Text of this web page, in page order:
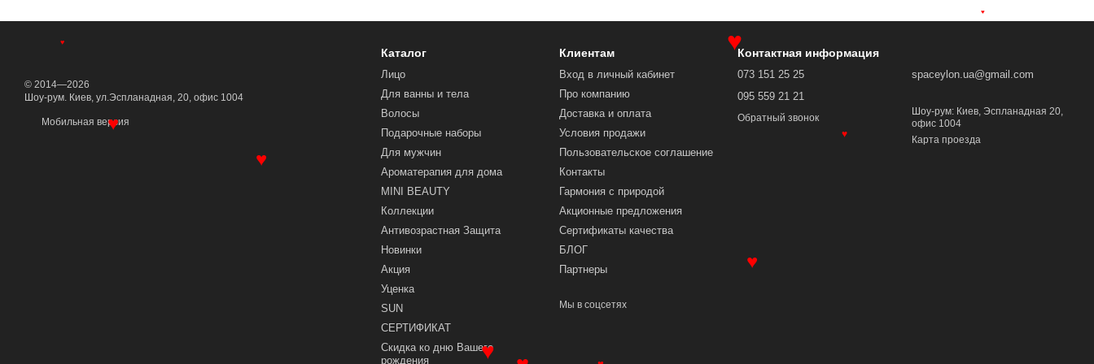
© 2014—2026
Шоу-рум. Киев, ул.Эспланадная, 20, офис 1004
Мобильная версия
Каталог
Лицо
Для ванны и тела
Волосы
Подарочные наборы
Для мужчин
Ароматерапия для дома
MINI BEAUTY
Коллекции
Антивозрастная Защита
Новинки
Акция
Уценка
SUN
СЕРТИФИКАТ
Скидка ко дню Вашего
рождения
Клиентам
Вход в личный кабинет
Про компанию
Доставка и оплата
Условия продажи
Пользовательское соглашение
Контакты
Гармония с природой
Акционные предложения
Сертификаты качества
БЛОГ
Партнеры
Мы в соцсетях
Контактная информация
073 151 25 25
095 559 21 21
Обратный звонок
spaceylon.ua@gmail.com
Шоу-рум: Киев, Эспланадная 20,
офис 1004
Карта проезда
♥